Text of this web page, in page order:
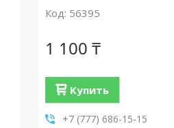
Код: 56395
1 100 ₸
Купить
+7 (777) 686-15-15